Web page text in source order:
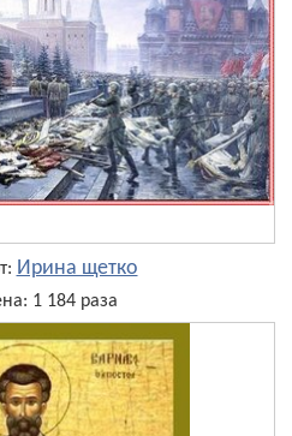
Ирина щетко
1 184 раза